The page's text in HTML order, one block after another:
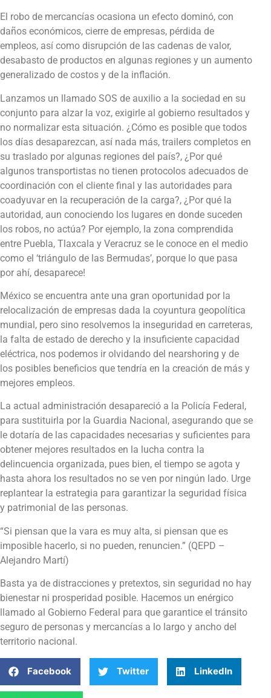
El robo de mercancías ocasiona un efecto dominó, con
daños económicos, cierre de empresas, pérdida de
empleos, así como disrupción de las cadenas de valor,
desabasto de productos en algunas regiones y un aumento
generalizado de costos y de la inflación.
Lanzamos un llamado SOS de auxilio a la sociedad en su
conjunto para alzar la voz, exigirle al gobierno resultados y
no normalizar esta situación. ¿Cómo es posible que todos
los días desaparezcan, así nada más, trailers completos en
su traslado por algunas regiones del país?, ¿Por qué
algunos transportistas no tienen protocolos adecuados de
coordinación con el cliente final y las autoridades para
coadyuvar en la recuperación de la carga?, ¿Por qué la
autoridad, aun conociendo los lugares en donde suceden
los robos, no actúa? Por ejemplo, la zona comprendida
entre Puebla, Tlaxcala y Veracruz se le conoce en el medio
como el ‘triángulo de las Bermudas’, porque lo que pasa
por ahí, desaparece!
México se encuentra ante una gran oportunidad por la
relocalización de empresas dada la coyuntura geopolítica
mundial, pero sino resolvemos la inseguridad en carreteras,
la falta de estado de derecho y la insuficiente capacidad
eléctrica, nos podemos ir olvidando del nearshoring y de
los posibles beneficios que tendría en la creación de más y
mejores empleos.
La actual administración desapareció a la Policía Federal,
para sustituirla por la Guardia Nacional, asegurando que se
le dotaría de las capacidades necesarias y suficientes para
obtener mejores resultados en la lucha contra la
delincuencia organizada, pues bien, el tiempo se agota y
hasta ahora los resultados no se ven por ningún lado. Urge
replantear la estrategia para garantizar la seguridad física
y patrimonial de las personas.
“Si piensan que la vara es muy alta, si piensan que es
imposible hacerlo, si no pueden, renuncien.” (QEPD –
Alejandro Martí)
Basta ya de distracciones y pretextos, sin seguridad no hay
bienestar ni prosperidad posible. Hacemos un enérgico
llamado al Gobierno Federal para que garantice el tránsito
seguro de personas y mercancías a lo largo y ancho del
territorio nacional.
Facebook Twitter LinkedIn